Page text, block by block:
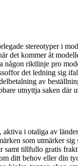
stereotyper i
kommer åt
någon riktlinje pro
det ledning sig
av
utnyttja saken där
i otaliga av
som utmärker
tillfullo gratis
ditt behov eller